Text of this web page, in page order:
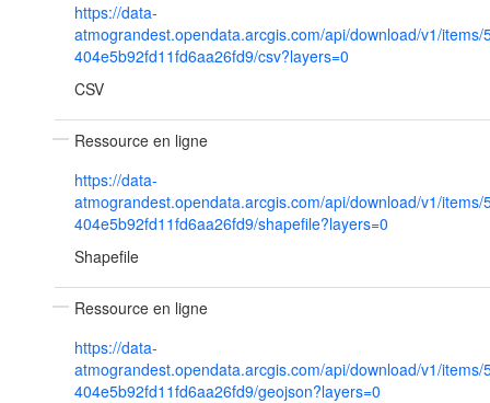
https://data-
atmograndest.opendata.arcgis.com/api/download/v1/items/
404e5b92fd11fd6aa26fd9/csv?layers=0
CSV
Ressource en ligne
https://data-
atmograndest.opendata.arcgis.com/api/download/v1/items/
404e5b92fd11fd6aa26fd9/shapefile?layers=0
Shapefile
Ressource en ligne
https://data-
atmograndest.opendata.arcgis.com/api/download/v1/items/
404e5b92fd11fd6aa26fd9/geojson?layers=0